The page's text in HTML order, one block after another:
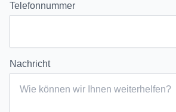
Telefonnummer
Nachricht